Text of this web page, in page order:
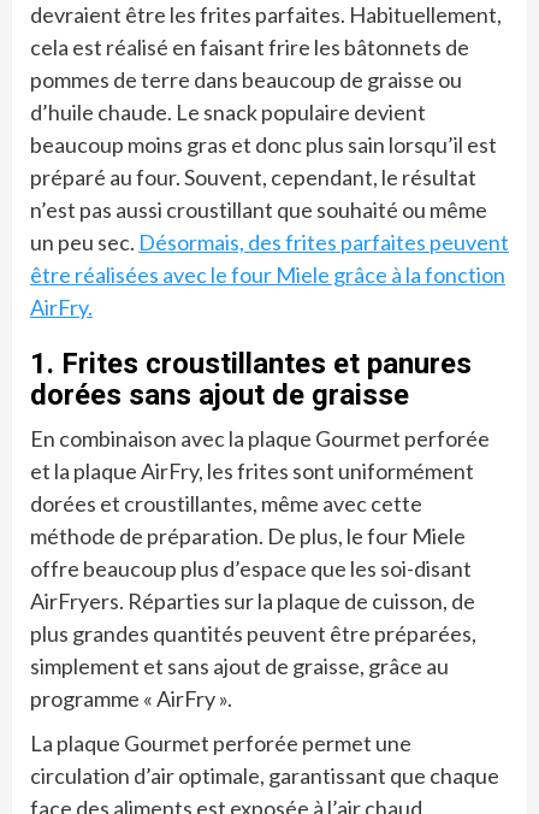
devraient être les frites parfaites. Habituellement,
cela est réalisé en faisant frire les bâtonnets de
pommes de terre dans beaucoup de graisse ou
d’huile chaude. Le snack populaire devient
beaucoup moins gras et donc plus sain lorsqu’il est
préparé au four. Souvent, cependant, le résultat
n’est pas aussi croustillant que souhaité ou même
un peu sec. Désormais, des frites parfaites peuvent
être réalisées avec le four Miele grâce à la fonction
AirFry.
1. Frites croustillantes et panures
dorées sans ajout de graisse
En combinaison avec la plaque Gourmet perforée
et la plaque AirFry, les frites sont uniformément
dorées et croustillantes, même avec cette
méthode de préparation. De plus, le four Miele
offre beaucoup plus d’espace que les soi-disant
AirFryers. Réparties sur la plaque de cuisson, de
plus grandes quantités peuvent être préparées,
simplement et sans ajout de graisse, grâce au
programme « AirFry ».
La plaque Gourmet perforée permet une
circulation d’air optimale, garantissant que chaque
face des aliments est exposée à l’air chaud